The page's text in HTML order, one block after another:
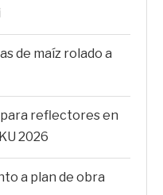
de maíz rolado a
reflectores en
2026
a plan de obra